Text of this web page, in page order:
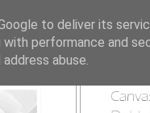
to deliver its
with performance and
abuse.